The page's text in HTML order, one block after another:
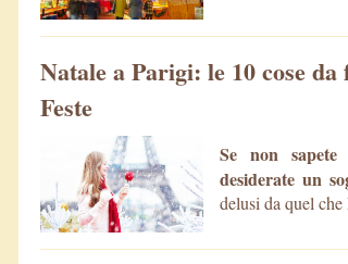
Natale a Parigi: le 10 cose
Feste
Se non sapete
desiderate un
delusi da quel